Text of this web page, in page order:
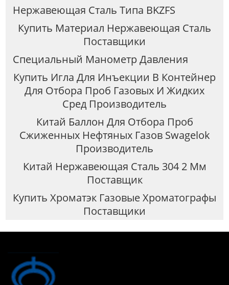
Нержавеющая Сталь Типа BKZFS
Купить Материал Нержавеющая Сталь
Поставщики
Специальный Манометр Давления
Купить Игла Для Инъекции В Контейнер
Для Отбора Проб Газовых И Жидких
Сред Производитель
Китай Баллон Для Отбора Проб
Сжиженных Нефтяных Газов Swagelok
Производитель
Китай Нержавеющая Сталь 304 2 Мм
Поставщик
Купить Хроматэк Газовые Хроматографы
Поставщики